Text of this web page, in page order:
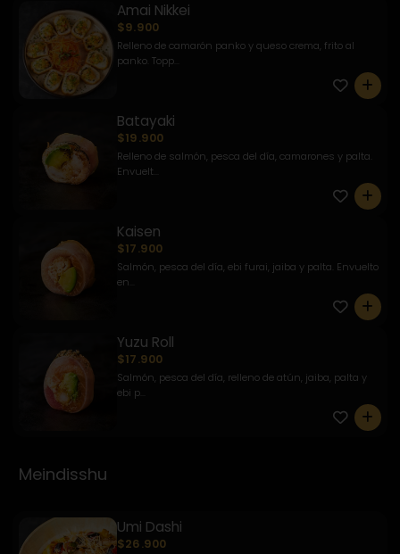
Amai Nikkei
$9.900
Relleno de camarón panko y queso crema, frito al
panko. Topp...
0
Batayaki
$19.900
Relleno de salmón, pesca del día, camarones y palta.
Envuelt...
0
Kaisen
$17.900
Salmón, pesca del día, ebi furai, jaiba y palta. Envuelto
en...
0
Yuzu Roll
$17.900
Salmón, pesca del día, relleno de atún, jaiba, palta y
ebi p...
0
Meindisshu
Umi Dashi
$26.900